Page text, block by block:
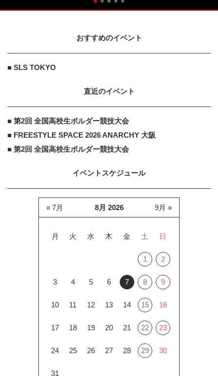
おすすめのイベント
■ SLS TOKYO
直近のイベント
■ 第2回 全国高校生ボルダー競技大会
■ FREESTYLE SPACE 2026 ANARCHY 大阪
■ 第2回 全国高校生ボルダー競技大会
イベントスケジュール
8月 2026
月 火 水 木 金 土 日
1 2
3 4 5 6 7 8 9
10 11 12 13 14 15 16
17 18 19 20 21 22 23
24 25 26 27 28 29 30
31
« 7月 9月 »